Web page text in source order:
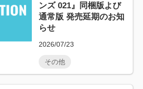
ンズ 021』同梱版よび
通常版 発売延期のお知
らせ
2026/07/23
その他